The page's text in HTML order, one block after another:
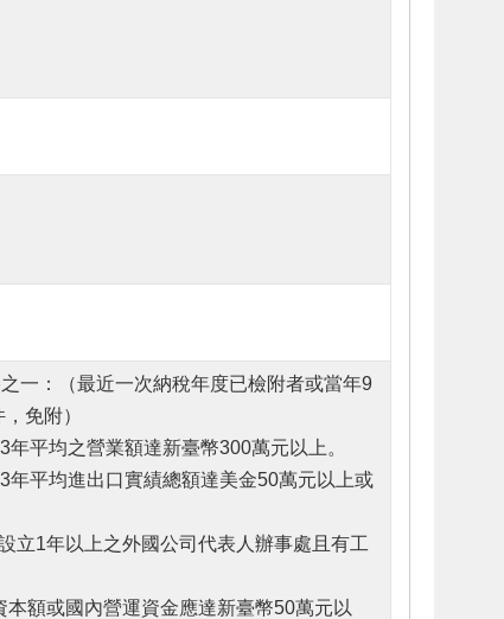
一：（最近一次納稅年度已檢附者或當年9
免附）
平均之營業額達新臺幣300萬元以上。
年平均進出口實績總額達美金50萬元以上或
立1年以上之外國公司代表人辦事處且有工
額或國內營運資金應達新臺幣50萬元以